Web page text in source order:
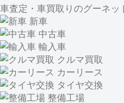
車査定・車買取りのグーネッ
新車
中古車
輸入車
クルマ買取
カーリース
タイヤ交換
整備工場